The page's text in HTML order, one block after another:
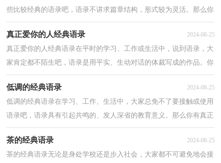
些比较经典的语录吧，语录不讲求篇章结构，形式较为灵活。那么你
有真正了解过语录吗？以下是小编精心整理的拿破仑经...
真正爱你的人经典语录 2024-08-25
真正爱你的人经典语录在平时的学习、工作或生活中，说到语录，大
家肯定都不陌生吧，语录是用平实、生动对话的体裁写成的作品。你
还在找寻优秀经典的语录吗？下面是小编整理的真正爱...
低调的经典语录 2024-08-25
低调的经典语录在学习、工作、生活中，大家总免不了要接触或使用
语录吧，语录具有引起共鸣的、发人深省的教育意义。那么你有真正
了解过语录吗？下面是小编精心整理的低调的经典语...
茶的经典语录 2024-08-25
茶的经典语录无论是身处学校还是步入社会，大家都不可避免地会接